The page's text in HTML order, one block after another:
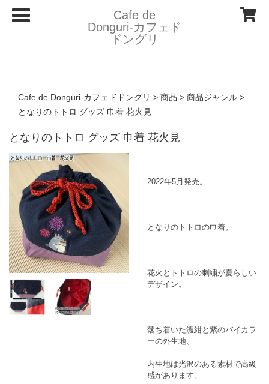
T
o
i
g
a
i
n
Cafe de
Donguri- カフェド
ドングリ
Cafe de Donguri- カフェドドングリ > 商品 > 商品ジャンル >
となりのトトロ グッズ 巾着 花火見
となりのトトロ グッズ 巾着 花火見
2022年5月発売。
となりのトトロの巾着。
花火とトトロの刺繍が夏らしい
デザイン。
落ち着いた濃紺と紫のバイカラ
ーの外生地、
内生地は光沢のある素材で高級
感があります。